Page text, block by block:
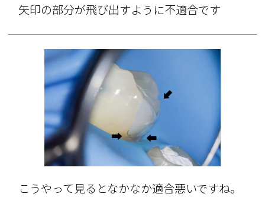
矢印の部分が飛び出すように不適合です
こうやって見るとなかなか適合悪いですね。